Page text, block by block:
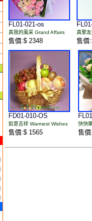
FL01-021-os
真我的風采 Grand Affairs
售價:$ 2348
真摯
售價
FD01-010-OS
如意吉祥 Warmest Wishes
售價:$ 1565
快快
售